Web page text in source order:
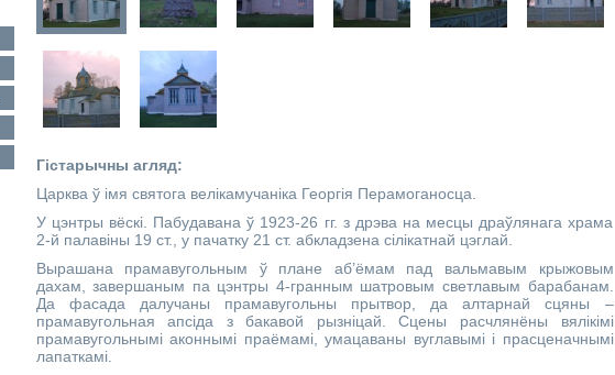
Гістарычны агляд:
Царква ў імя святога велікамучаніка Георгія Перамоганосца.
У цэнтры вёскі. Пабудавана ў 1923-26 гг. з дрэва на месцы драўлянага храма
2-й палавіны 19 ст., у пачатку 21 ст. абкладзена сілікатнай цэглай.
Вырашана прамавугольным ў плане аб’ёмам пад вальмавым крыжовым
дахам, завершаным па цэнтры 4-гранным шатровым светлавым барабанам.
Да фасада далучаны прамавугольны прытвор, да алтарнай сцяны –
прамавугольная апсіда з бакавой рызніцай. Сцены расчлянёны вялікімі
прамавугольнымі аконнымі праёмамі, умацаваны вуглавымі і прасценачнымі
лапаткамі.